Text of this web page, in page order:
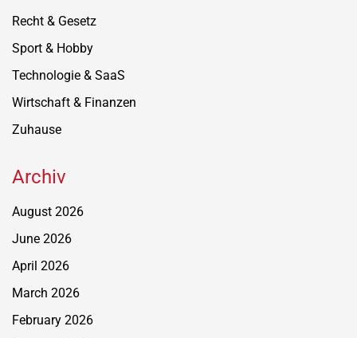
Recht & Gesetz
Sport & Hobby
Technologie & SaaS
Wirtschaft & Finanzen
Zuhause
Archiv
August 2026
June 2026
April 2026
March 2026
February 2026